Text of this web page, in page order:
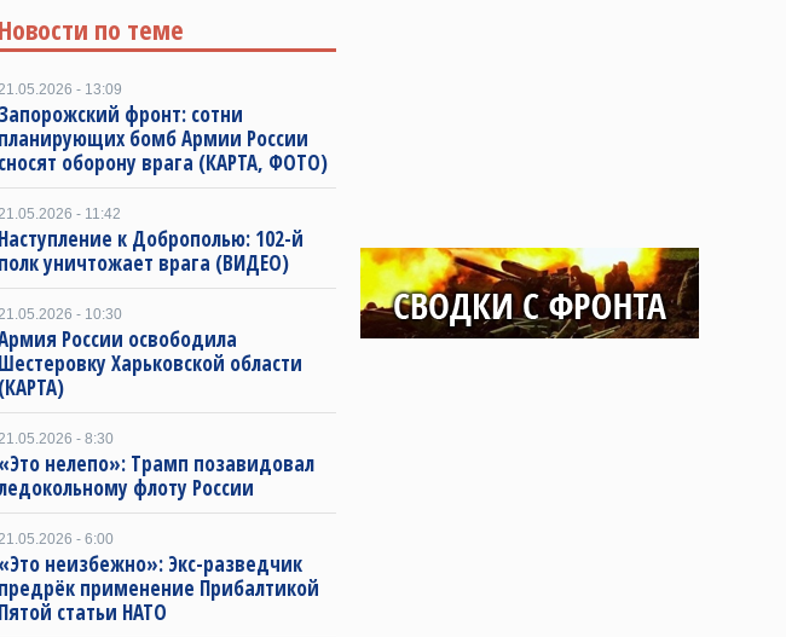
Новости по теме
- 13:09
Запорожский фронт: сотни
планирующих бомб Армии России
сносят оборону врага (КАРТА, ФОТО)
- 11:42
Наступление к Доброполью: 102-й
полк уничтожает врага (ВИДЕО)
- 10:30
России освободила
Шестеровку Харьковской области
(КАРТА)
- 8:30
«Это нелепо»: Трамп позавидовал
флоту России
- 6:00
«Это неизбежно»: Экс-разведчик
предрёк применение Прибалтикой
Пятой статьи НАТО